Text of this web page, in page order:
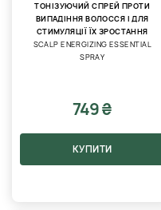
ТОНІЗУЮЧИЙ СПРЕЙ ПРОТИ
ВИПАДІННЯ ВОЛОССЯ І ДЛЯ
СТИМУЛЯЦІЇ ЇХ ЗРОСТАННЯ
SCALP ENERGIZING ESSENTIAL
SPRAY
749 ₴
КУПИТИ